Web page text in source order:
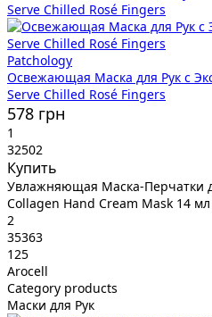
Patchology
Освежающая Маска для Рук с
Serve Chilled Rosé Fingers
578 грн
1
32502
Купить
Увлажняющая Маска-Перчатки
Collagen Hand Cream Mask 14 мл
2
35363
125
Arocell
Category products
Маски для Рук